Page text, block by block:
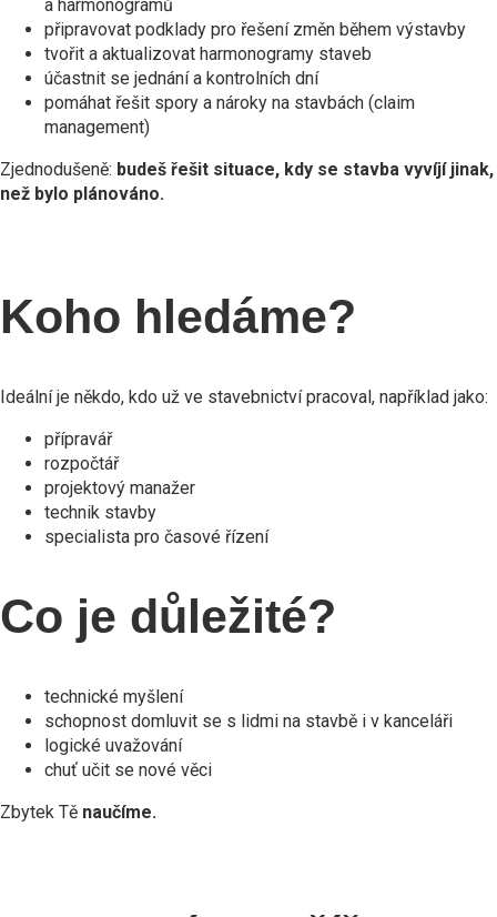
a harmonogramů
připravovat podklady pro řešení změn během výstavby
tvořit a aktualizovat harmonogramy staveb
účastnit se jednání a kontrolních dní
pomáhat řešit spory a nároky na stavbách (claim
management)
Zjednodušeně: budeš řešit situace, kdy se stavba vyvíjí jinak,
než bylo plánováno.
Koho hledáme?
Ideální je někdo, kdo už ve stavebnictví pracoval, například jako:
přípravář
rozpočtář
projektový manažer
technik stavby
specialista pro časové řízení
Co je důležité?
technické myšlení
schopnost domluvit se s lidmi na stavbě i v kanceláři
logické uvažování
chuť učit se nové věci
Zbytek Tě naučíme.